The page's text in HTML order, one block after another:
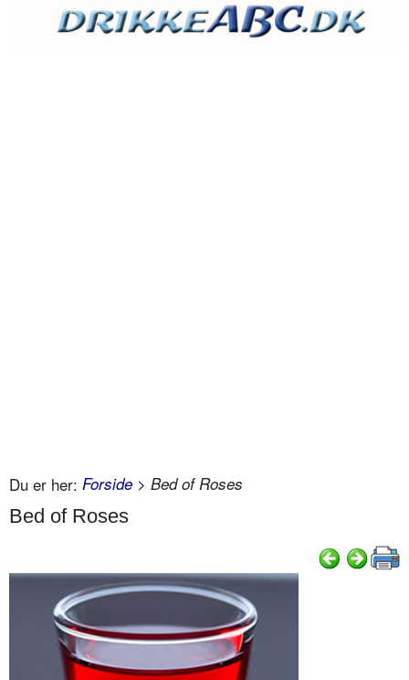
Du er her: Forside > Bed of Roses
Bed of Roses